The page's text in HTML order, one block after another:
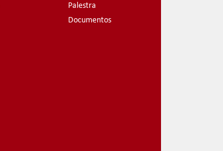
Palestra
Documentos